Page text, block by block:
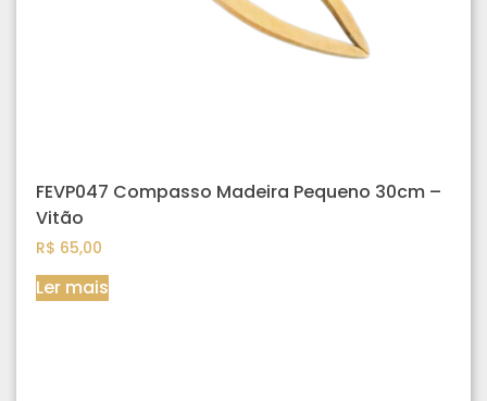
FEVP047 Compasso Madeira Pequeno 30cm –
Vitão
R$ 65,00
Ler mais